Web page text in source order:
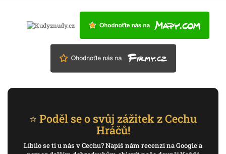
⭐ Poděl se o svůj zážitek z Cechu
Hráčů!
Líbilo se ti u nás v Cechu? Napiš nám recenzi na Google a